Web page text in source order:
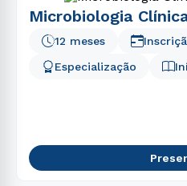
Microbiologia
Especialização
12 meses